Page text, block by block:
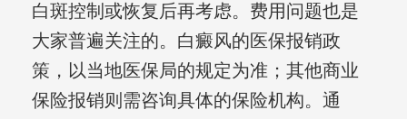
白斑控制或恢复后再考虑。费用问题也是
大家普遍关注的。白癜风的医保报销政
策，以当地医保局的规定为准；其他商业
保险报销则需咨询具体的保险机构。通